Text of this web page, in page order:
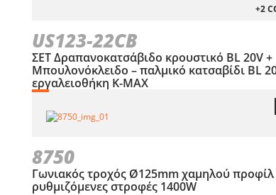
+2
US123-22CB
ΣΕΤ Δραπανοκατσάβιδο κρουστικό BL 20V +
Μπουλονόκλειδο – παλμικό κατσαβίδι BL
εργαλειοθήκη Κ-ΜΑΧ
8750
Γωνιακός τροχός Ø125mm χαμηλού προφίλ
ρυθμιζόμενες στροφές 1400W